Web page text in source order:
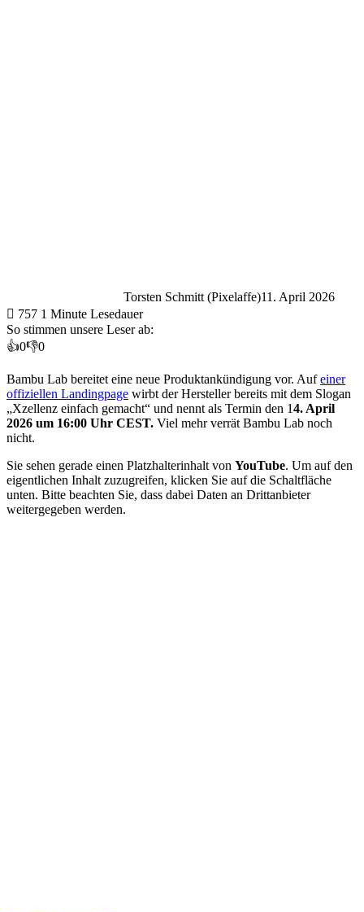
Torsten Schmitt (Pixelaffe)11. April 2026
757 1 Minute Lesedauer
So stimmen unsere Leser ab:
👍0👎0
Bambu Lab bereitet eine neue Produktankündigung vor. Aufeiner
offiziellen Landingpage wirbt der Hersteller bereits mit dem Slogan
„Xzellenz einfach gemacht“ und nennt als Termin den 14. April
2026 um 16:00 Uhr CEST. Viel mehr verrät Bambu Lab noch
nicht.
Sie sehen gerade einen Platzhalterinhalt von YouTube. Um auf den
eigentlichen Inhalt zuzugreifen, klicken Sie auf die Schaltfläche
unten. Bitte beachten Sie, dass dabei Daten an Drittanbieter
weitergegeben werden.